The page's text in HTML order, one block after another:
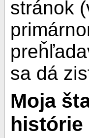
stránok
sa dá
Moja
histórie